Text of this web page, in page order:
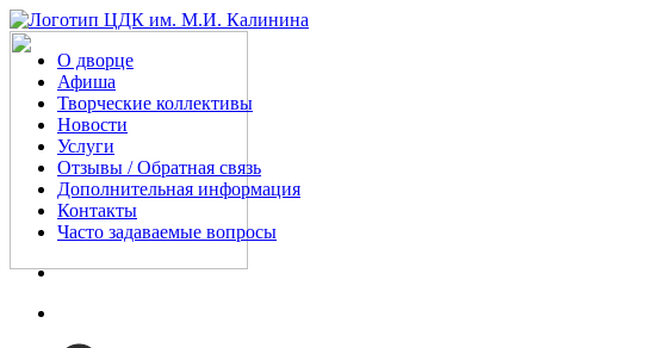
О дворце
Афиша
Творческие коллективы
Новости
Услуги
Отзывы / Обратная связь
Дополнительная информация
Контакты
Часто задаваемые вопросы